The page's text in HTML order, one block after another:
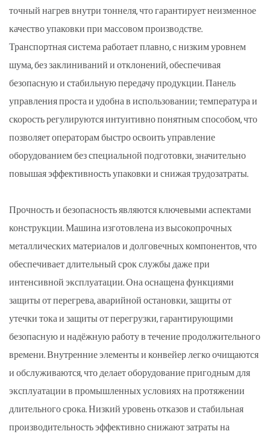
точный нагрев внутри тоннеля, что гарантирует неизменное
качество упаковки при массовом производстве.
Транспортная система работает плавно, с низким уровнем
шума, без заклиниваний и отклонений, обеспечивая
безопасную и стабильную передачу продукции. Панель
управления проста и удобна в использовании; температура и
скорость регулируются интуитивно понятным способом, что
позволяет операторам быстро освоить управление
оборудованием без специальной подготовки, значительно
повышая эффективность упаковки и снижая трудозатраты.
Прочность и безопасность являются ключевыми аспектами
конструкции. Машина изготовлена из высокопрочных
металлических материалов и долговечных компонентов, что
обеспечивает длительный срок службы даже при
интенсивной эксплуатации. Она оснащена функциями
защиты от перегрева, аварийной остановки, защиты от
утечки тока и защиты от перегрузки, гарантирующими
безопасную и надёжную работу в течение продолжительного
времени. Внутренние элементы и конвейер легко очищаются
и обслуживаются, что делает оборудование пригодным для
эксплуатации в промышленных условиях на протяжении
длительного срока. Низкий уровень отказов и стабильная
производительность эффективно снижают затраты на